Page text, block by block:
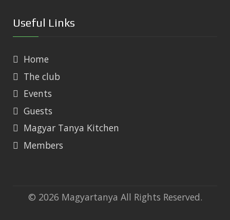
Useful Links
Home
The club
Events
Guests
Magyar Tanya Kitchen
Members
© 2026 Magyartanya All Rights Reserved.